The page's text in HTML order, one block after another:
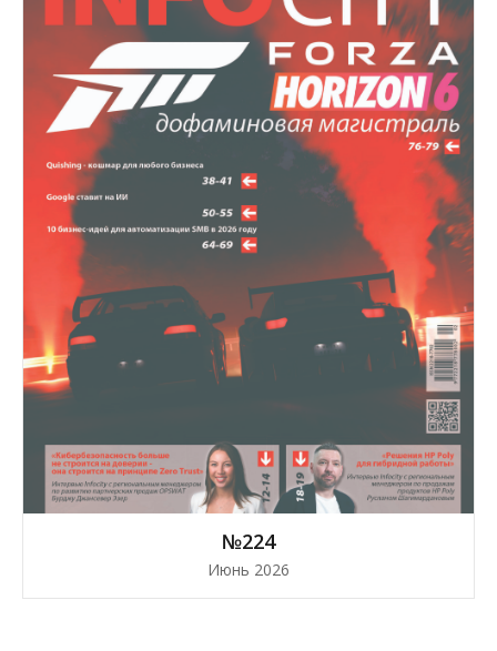
№224
Июнь 2026